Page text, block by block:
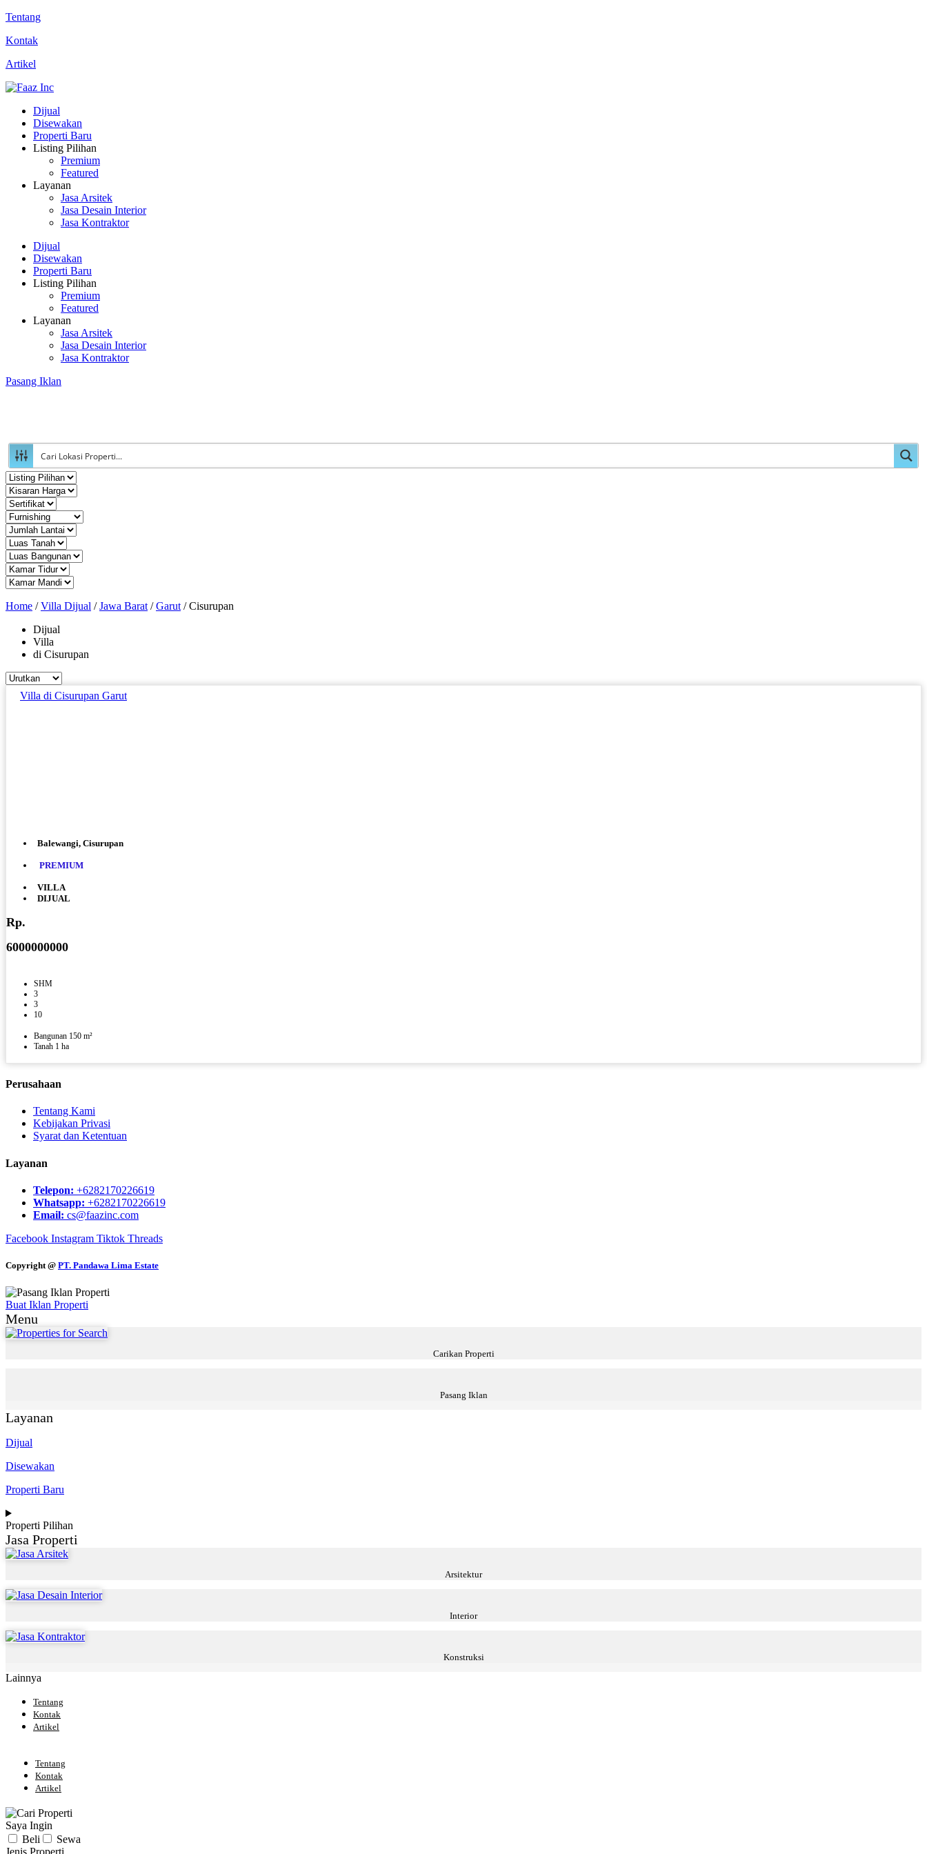
Tentang
Kontak
Artikel
Dijual
Disewakan
Properti Baru
Listing Pilihan
Premium
Featured
Layanan
Jasa Arsitek
Jasa Desain Interior
Jasa Kontraktor
Dijual
Disewakan
Properti Baru
Listing Pilihan
Premium
Featured
Layanan
Jasa Arsitek
Jasa Desain Interior
Jasa Kontraktor
Pasang Iklan
Home /Villa Dijual /Jawa Barat /Garut /Cisurupan
Dijual
Villa
di Cisurupan
Villa di Cisurupan Garut
Balewangi, Cisurupan
PREMIUM
VILLA
DIJUAL
Rp.
6000000000
SHM
3
3
10
Bangunan 150 m²
Tanah 1 ha
Perusahaan
Tentang Kami
Kebijakan Privasi
Syarat dan Ketentuan
Layanan
Telepon: +6282170226619
Whatsapp: +6282170226619
Email: cs@faazinc.com
Facebook Instagram Tiktok Threads
Copyright @ PT. Pandawa Lima Estate
Buat Iklan Properti
Menu
Carikan Properti
Pasang Iklan
Layanan
Dijual
Disewakan
Properti Baru
Properti Pilihan
Jasa Properti
Arsitektur
Interior
Konstruksi
Lainnya
Tentang
Kontak
Artikel
Tentang
Kontak
Artikel
Saya Ingin
Beli
Sewa